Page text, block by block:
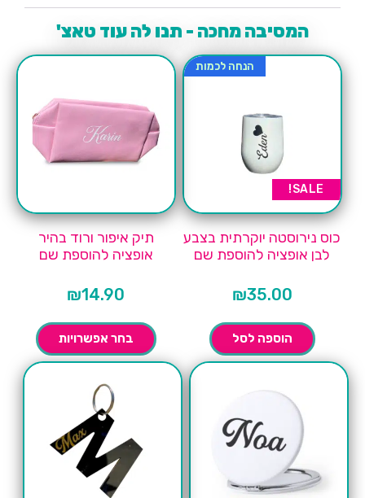
המסיבה מחכה - תנו לה עוד טאצ'
SALE!
הנחה לכמות
כוס נירוסטה יוקרתית בצבע
לבן אופציה להוספת שם
₪35.00
הוספה לסל
תיק איפור ורוד בהיר
אופציה להוספת שם
₪14.90
בחר אפשרויות